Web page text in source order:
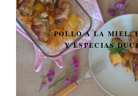
POLLO A LA MIEL,
Y ESPECIAS